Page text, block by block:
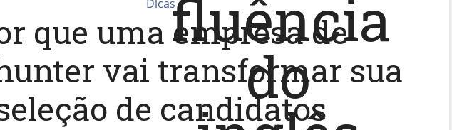
Dicas
que uma empresa de
vai transformar sua
de candidatos